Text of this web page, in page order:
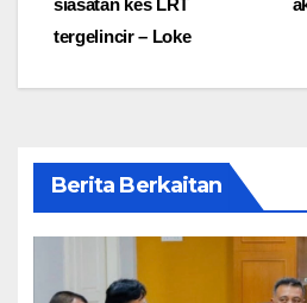
siasatan kes LRT
tergelincir – Loke
Berita Berkaitan